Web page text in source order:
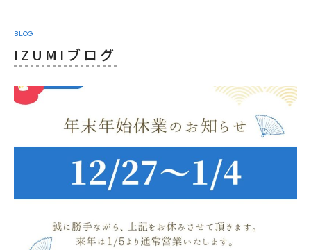
BLOG
IZUMIブログ